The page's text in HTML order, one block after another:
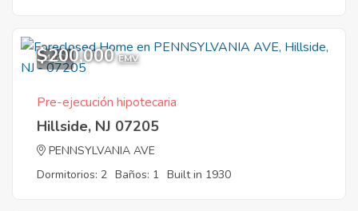
4
$200,000 EMV
Pre-ejecución hipotecaria
Hillside, NJ 07205
PENNSYLVANIA AVE
Dormitorios: 2 Baños: 1 Built in 1930